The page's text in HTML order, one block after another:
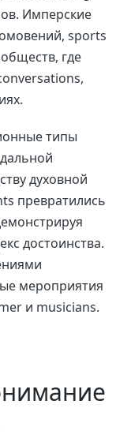
Имперские
sports
где
типы
духовной
превратились
достоинства.
мероприятия
и musicians.